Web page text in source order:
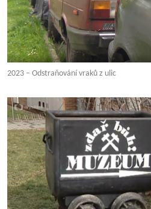
2023 – Odstraňování vraků z ulic